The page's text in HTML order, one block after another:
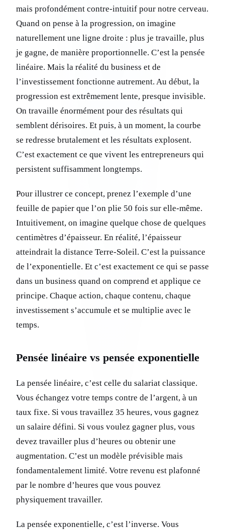
mais profondément contre-intuitif pour notre cerveau.
Quand on pense à la progression, on imagine
naturellement une ligne droite : plus je travaille, plus
je gagne, de manière proportionnelle. C’est la pensée
linéaire. Mais la réalité du business et de
l’investissement fonctionne autrement. Au début, la
progression est extrêmement lente, presque invisible.
On travaille énormément pour des résultats qui
semblent dérisoires. Et puis, à un moment, la courbe
se redresse brutalement et les résultats explosent.
C’est exactement ce que vivent les entrepreneurs qui
persistent suffisamment longtemps.
Pour illustrer ce concept, prenez l’exemple d’une
feuille de papier que l’on plie 50 fois sur elle-même.
Intuitivement, on imagine quelque chose de quelques
centimètres d’épaisseur. En réalité, l’épaisseur
atteindrait la distance Terre-Soleil. C’est la puissance
de l’exponentielle. Et c’est exactement ce qui se passe
dans un business quand on comprend et applique ce
principe. Chaque action, chaque contenu, chaque
investissement s’accumule et se multiplie avec le
temps.
Pensée linéaire vs pensée exponentielle
La pensée linéaire, c’est celle du salariat classique.
Vous échangez votre temps contre de l’argent, à un
taux fixe. Si vous travaillez 35 heures, vous gagnez
un salaire défini. Si vous voulez gagner plus, vous
devez travailler plus d’heures ou obtenir une
augmentation. C’est un modèle prévisible mais
fondamentalement limité. Votre revenu est plafonné
par le nombre d’heures que vous pouvez
physiquement travailler.
La pensée exponentielle, c’est l’inverse. Vous